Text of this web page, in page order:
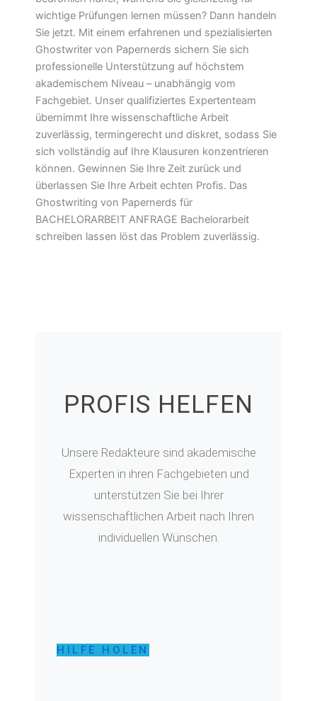
wichtige Prüfungen lernen müssen? Dann handeln
Sie jetzt. Mit einem erfahrenen und spezialisierten
Ghostwriter von Papernerds sichern Sie sich
professionelle Unterstützung auf höchstem
akademischem Niveau – unabhängig vom
Fachgebiet. Unser qualifiziertes Expertenteam
übernimmt Ihre wissenschaftliche Arbeit
zuverlässig, termingerecht und diskret, sodass Sie
sich vollständig auf Ihre Klausuren konzentrieren
können. Gewinnen Sie Ihre Zeit zurück und
überlassen Sie Ihre Arbeit echten Profis. Das
Ghostwriting von Papernerds für
BACHELORARBEIT ANFRAGE Bachelorarbeit
schreiben lassen löst das Problem zuverlässig.
PROFIS HELFEN
Unsere Redakteure sind akademische
Experten in ihren Fachgebieten und
unterstützen Sie bei Ihrer
wissenschaftlichen Arbeit nach Ihren
individuellen Wünschen.
HILFE HOLEN